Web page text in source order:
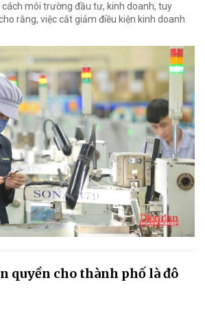
môi trường đầu tư, kinh doanh, tuy
rằng, việc cắt giảm điều kiện kinh doanh
quyền cho thành phố là đô